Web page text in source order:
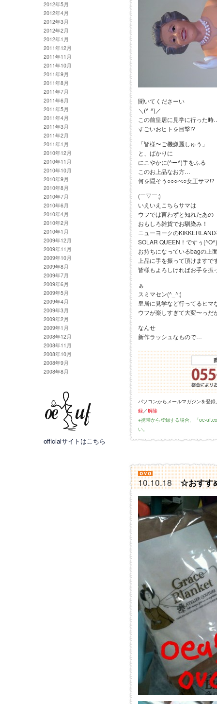
2012年5月
2012年4月
2012年3月
2012年2月
2012年1月
2011年12月
2011年11月
2011年10月
2011年9月
2011年8月
2011年7月
2011年6月
2011年5月
2011年4月
2011年3月
2011年2月
2011年1月
2010年12月
2010年11月
2010年10月
2010年9月
2010年8月
2010年7月
2010年6月
2010年4月
2010年2月
2010年1月
2009年12月
2009年11月
2009年10月
2009年8月
2009年7月
2009年6月
2009年5月
2009年4月
2009年3月
2009年2月
2009年1月
2008年12月
2008年11月
2008年10月
2008年9月
2008年8月
officialサイトはこちら
聞いてくださーい
＼(^-^)／
この前皇居に見学に行った
すごいおヒトを目撃!?
「皆様〜ご機嫌麗しゅう」
と、ばかりに
にこやかに(^ー^)手をふる
このお上品なお方…
何を隠そう○○○べ○女王サマ!?
(￣▽￣;)
いえいえこちらサマは
ウフでは言わずと知れたあの
おもしろ雑貨でお馴染み！
ニューヨークの
SOLAR QUEEN！ですぅ(^O^)
お持ちになっているbagの上
上品に手を振って頂けますで
皆様もよろしければお手を振
ぁ
スミマセン(^_^;)
皇居に見学など行ってるヒ
ウフが楽しすぎて大変〜っ
なんせ
新作ラッシュなもので…
パソコンからメールマガジンを登
録／解除
※携帯から登録する場合、「oe-
い。
10.10.18☆おすす